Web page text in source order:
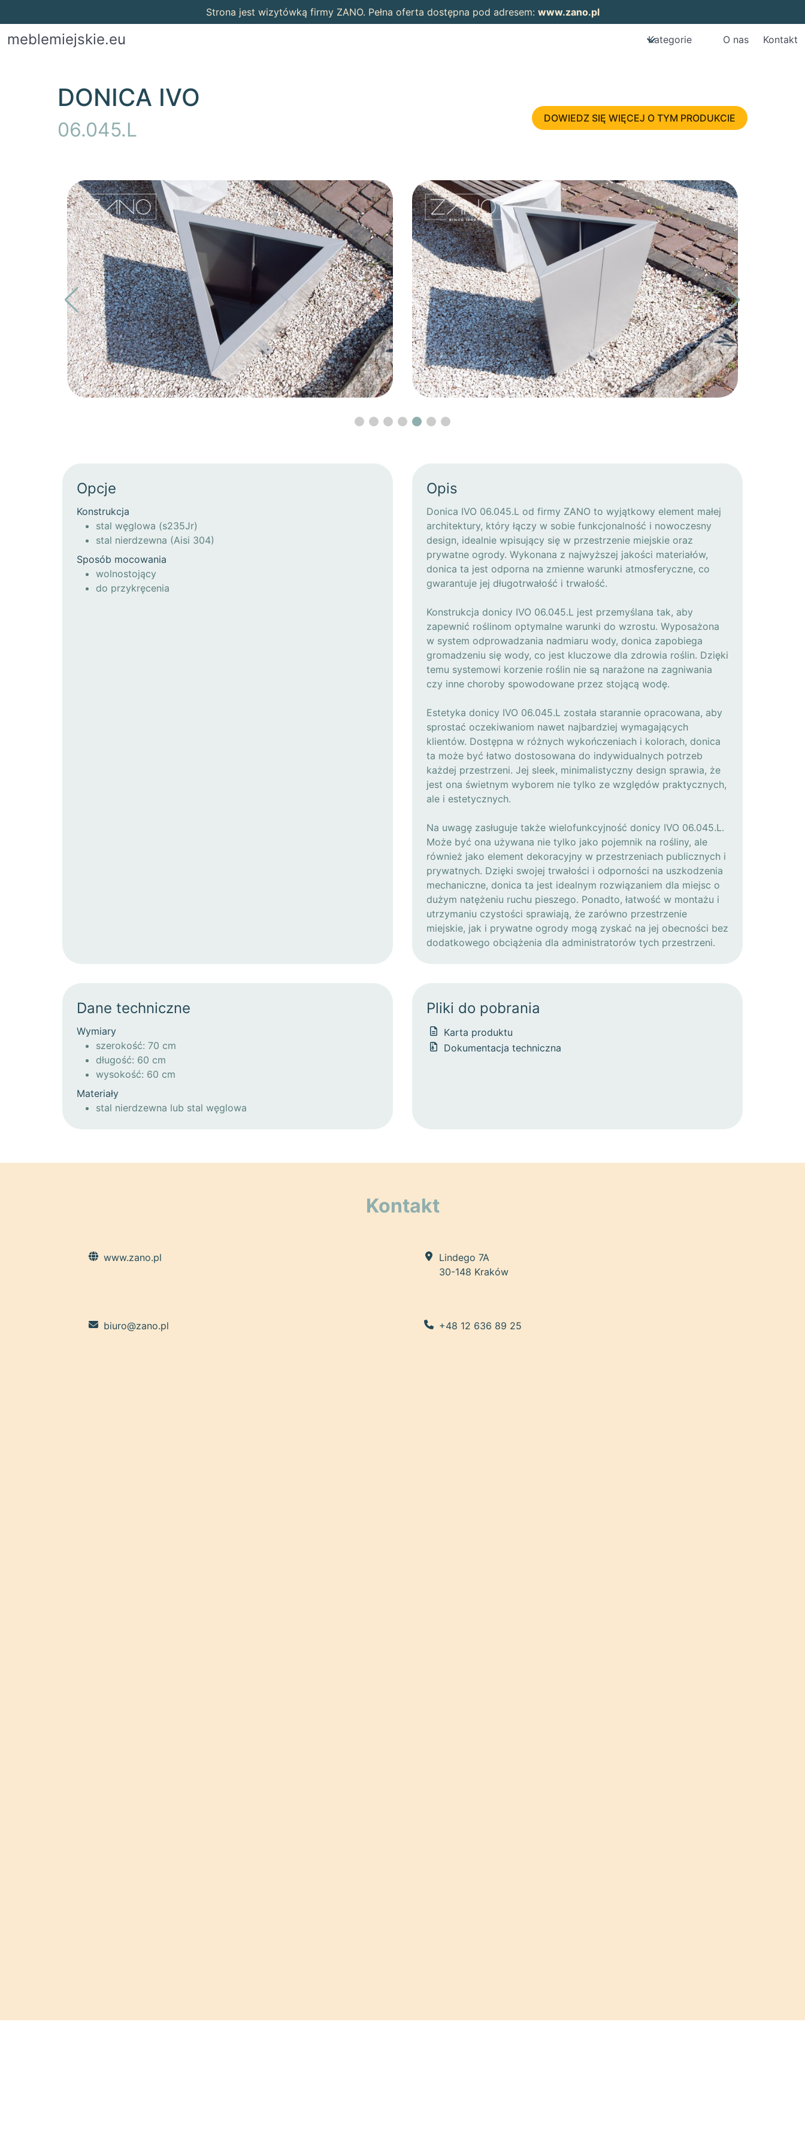
Strona jest wizytówką firmy ZANO. Pełna oferta dostępna pod adresem: www.zano.pl
meblemiejskie.eu Kategorie O nas Kontakt
DONICA IVO
06.045.L
DOWIEDZ SIĘ WIĘCEJ O TYM PRODUKCIE
Opcje
Konstrukcja
stal węglowa (s235Jr)
stal nierdzewna (Aisi 304)
Sposób mocowania
wolnostojący
do przykręcenia
Opis
Donica IVO 06.045.L od firmy ZANO to wyjątkowy element małej
architektury, który łączy w sobie funkcjonalność i nowoczesny
design, idealnie wpisujący się w przestrzenie miejskie oraz
prywatne ogrody. Wykonana z najwyższej jakości materiałów,
donica ta jest odporna na zmienne warunki atmosferyczne, co
gwarantuje jej długotrwałość i trwałość.
Konstrukcja donicy IVO 06.045.L jest przemyślana tak, aby
zapewnić roślinom optymalne warunki do wzrostu. Wyposażona
w system odprowadzania nadmiaru wody, donica zapobiega
gromadzeniu się wody, co jest kluczowe dla zdrowia roślin. Dzięki
temu systemowi korzenie roślin nie są narażone na zagniwania
czy inne choroby spowodowane przez stojącą wodę.
Estetyka donicy IVO 06.045.L została starannie opracowana, aby
sprostać oczekiwaniom nawet najbardziej wymagających
klientów. Dostępna w różnych wykończeniach i kolorach, donica
ta może być łatwo dostosowana do indywidualnych potrzeb
każdej przestrzeni. Jej sleek, minimalistyczny design sprawia, że
jest ona świetnym wyborem nie tylko ze względów praktycznych,
ale i estetycznych.
Na uwagę zasługuje także wielofunkcyjność donicy IVO 06.045.L.
Może być ona używana nie tylko jako pojemnik na rośliny, ale
również jako element dekoracyjny w przestrzeniach publicznych i
prywatnych. Dzięki swojej trwałości i odporności na uszkodzenia
mechaniczne, donica ta jest idealnym rozwiązaniem dla miejsc o
dużym natężeniu ruchu pieszego. Ponadto, łatwość w montażu i
utrzymaniu czystości sprawiają, że zarówno przestrzenie
miejskie, jak i prywatne ogrody mogą zyskać na jej obecności bez
dodatkowego obciążenia dla administratorów tych przestrzeni.
Dane techniczne
Wymiary
szerokość: 70 cm
długość: 60 cm
wysokość: 60 cm
Materiały
stal nierdzewna lub stal węglowa
Pliki do pobrania
Karta produktu
Dokumentacja techniczna
Kontakt
www.zano.pl
Lindego 7A
30-148 Kraków
biuro@zano.pl +48 12 636 89 25